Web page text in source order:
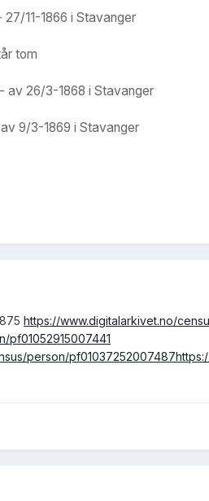
11-1866 i Stavanger
tom
av 26/3-1868 i Stavanger
9/3-1869 i Stavanger
https://www.digitalarkivet.no/
pf01052915007441
person/pf01037252007487